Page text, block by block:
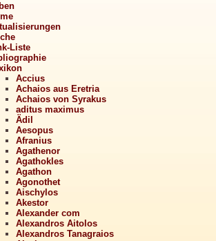
Liste
Accius
Achaios aus Eretria
Achaios von Syrakus
aditus maximus
Ädil
Aesopus
Afranius
Agathenor
Agathokles
Agathon
Agonothet
Aischylos
Akestor
Alexander com
Alexandros Aitolos
Alexandros Tanagraios